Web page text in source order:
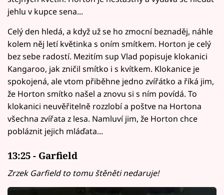
jehlu v kupce sena...
Celý den hledá, a když už se ho zmocní beznaděj, náhle
kolem něj letí květinka s oním smítkem. Horton je celý
bez sebe radostí. Mezitím sup Vlad popisuje klokanici
Kangaroo, jak zničil smítko i s kvítkem. Klokanice je
spokojená, ale vtom přiběhne jedno zvířátko a říká jim,
že Horton smítko našel a znovu si s ním povídá. To
klokanici neuvěřitelně rozzlobí a poštve na Hortona
všechna zvířata z lesa. Namluví jim, že Horton chce
pobláznit jejich mláďata...
13:25 - Garfield
Zrzek Garfield to tomu štěněti nedaruje!